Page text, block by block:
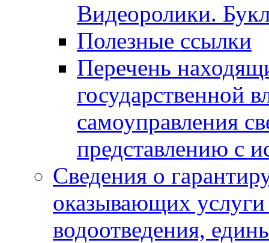
Видеоролики.
Полезные ссылки
Перечень
государственной
самоуправления
представлению с
Сведения о
оказывающих
водоотведения,